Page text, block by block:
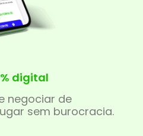
digital
negociar de
sem burocracia.